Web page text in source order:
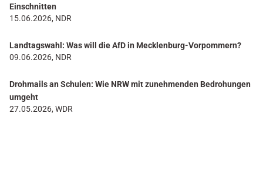
Einschnitten
15.06.2026, NDR
Landtagswahl: Was will die AfD in Mecklenburg-Vorpommern?
09.06.2026, NDR
Drohmails an Schulen: Wie NRW mit zunehmenden Bedrohungen
umgeht
27.05.2026, WDR